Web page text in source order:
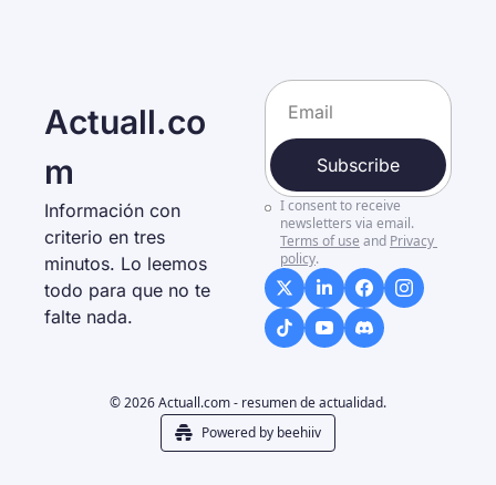
Actuall.co
m
Información con
criterio en tres
minutos. Lo leemos
todo para que no te
falte nada.
Subscribe
I consent to receive
newsletters via email.
Terms of use and Privacy
policy.
© 2026 Actuall.com - resumen de actualidad.
Powered by beehiiv